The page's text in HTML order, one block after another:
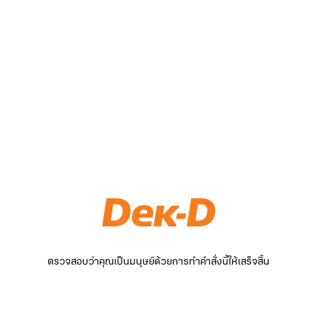
ตรวจสอบว่าคุณเป็นมนุษย์ด้วยการทำคำสั่งนี้ให้เสร็จสิ้น